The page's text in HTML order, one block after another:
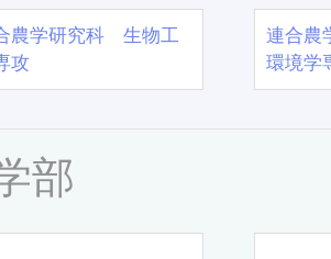
農学研究科 生物工
攻
連合農
環境学
部